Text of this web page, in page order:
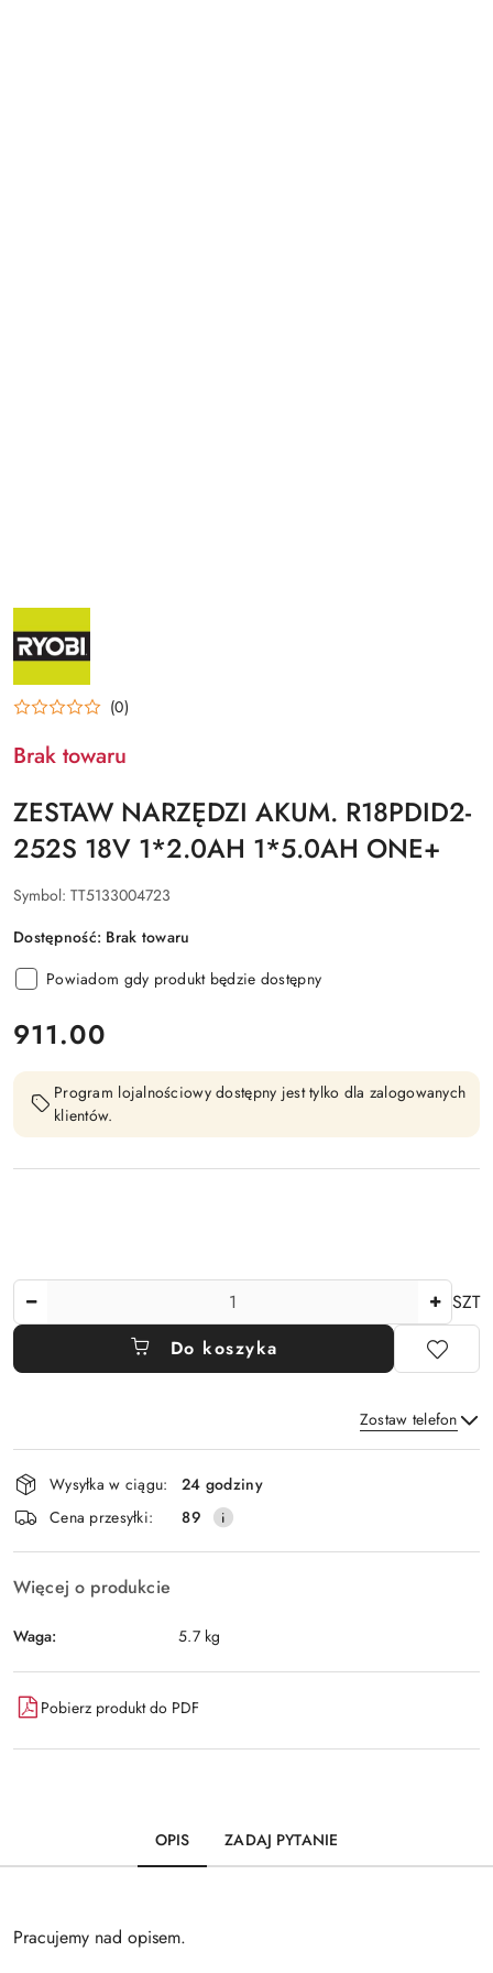
NAZWA
PRODUCENTA:
RYOBI
(0)
Brak towaru
ZESTAW NARZĘDZI AKUM. R18PDID2-
252S 18V 1*2.0AH 1*5.0AH ONE+
Symbol: TT5133004723
Dostępność: Brak towaru
Powiadom gdy produkt będzie dostępny
cena:
911.00
Program lojalnościowy dostępny jest tylko dla zalogowanych
klientów.
SZT
Do koszyka
Zostaw telefon
Wyślij
Dostępność
i
dostawa
Wysyłka w ciągu:
24 godziny
Cena przesyłki:
89
Więcej o produkcie
Waga: 5.7 kg
Pobierz produkt do PDF
OPIS ZADAJ PYTANIE
Pracujemy nad opisem.